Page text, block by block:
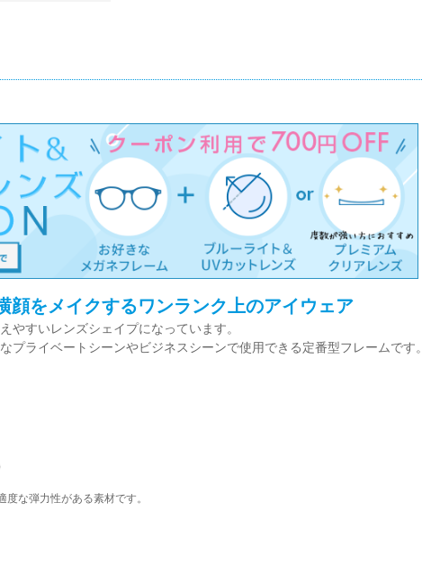
顔をメイクするワンランク上のアイウェア
やすいレンズシェイプになっています。
プライベートシーンやビジネスシーンで使用できる定番型フレームです。
度な弾力性がある素材です。